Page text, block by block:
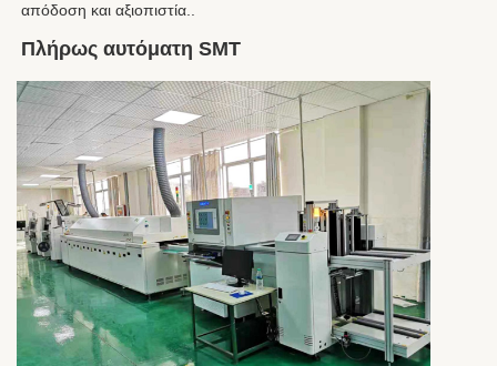
απόδοση και αξιοπιστία..
Πλήρως αυτόματη SMT